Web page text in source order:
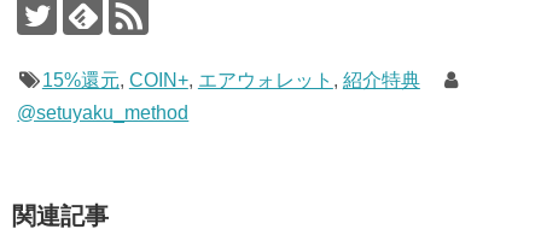
15%還元, COIN+, エアウォレット , 紹介特典
@setuyaku_method
関連記事